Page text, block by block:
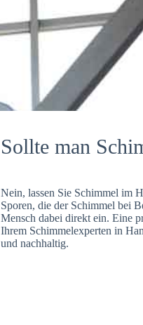
Sollte man
Nein, lassen Sie Schimmel im
Sporen, die der Schimmel bei
Mensch dabei direkt ein. Eine
Ihrem Schimmelexperten in
und nachhaltig.